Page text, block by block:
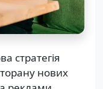
стратегія
нових